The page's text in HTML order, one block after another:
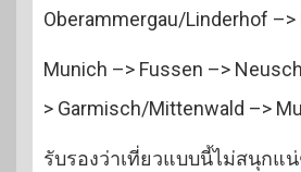
Oberammergau/Linderhof –>
Munich –> Fussen –>
> Garmisch/Mittenwald –>
รับรองว่าเที่ยวแบบนี้ไม่สนุกแ